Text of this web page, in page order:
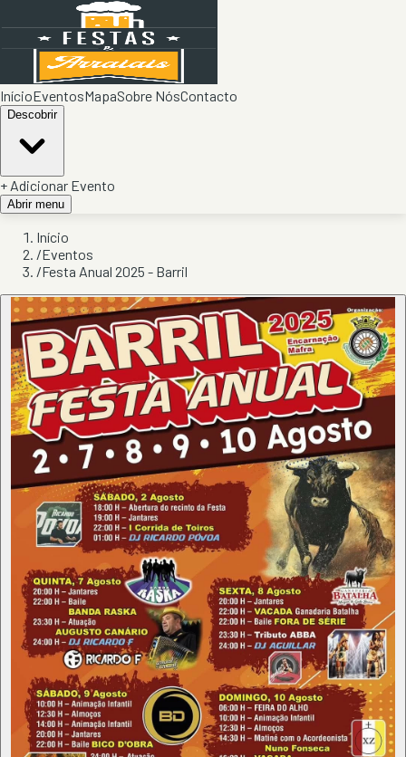
InícioEventosMapaSobre NósContacto
Descobrir
+ Adicionar Evento
Abrir menu
Início
/Eventos
/Festa Anual 2025 - Barril